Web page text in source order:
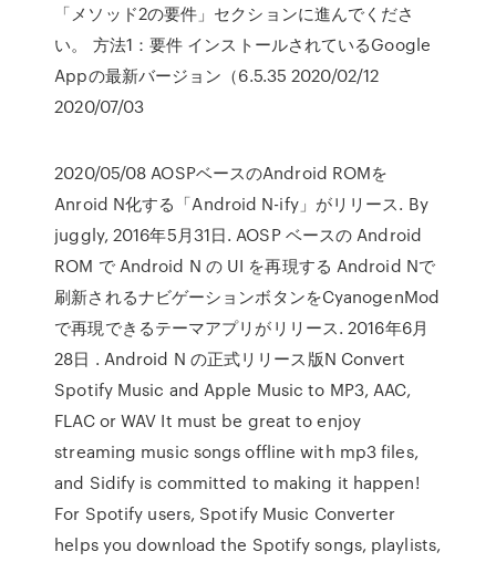
「メソッド2の要件」セクションに進んでくださ
い。 方法1：要件 インストールされているGoogle
Appの最新バージョン（6.5.35 2020/02/12
2020/07/03
2020/05/08 AOSPベースのAndroid ROMを
Anroid N化する「Android N-ify」がリリース. By
juggly, 2016年5月31日. AOSP ベースの Android
ROM で Android N の UI を再現する Android Nで
刷新されるナビゲーションボタンをCyanogenMod
で再現できるテーマアプリがリリース. 2016年6月
28日 . Android N の正式リリース版N Convert
Spotify Music and Apple Music to MP3, AAC,
FLAC or WAV It must be great to enjoy
streaming music songs offline with mp3 files,
and Sidify is committed to making it happen!
For Spotify users, Spotify Music Converter
helps you download the Spotify songs, playlists,